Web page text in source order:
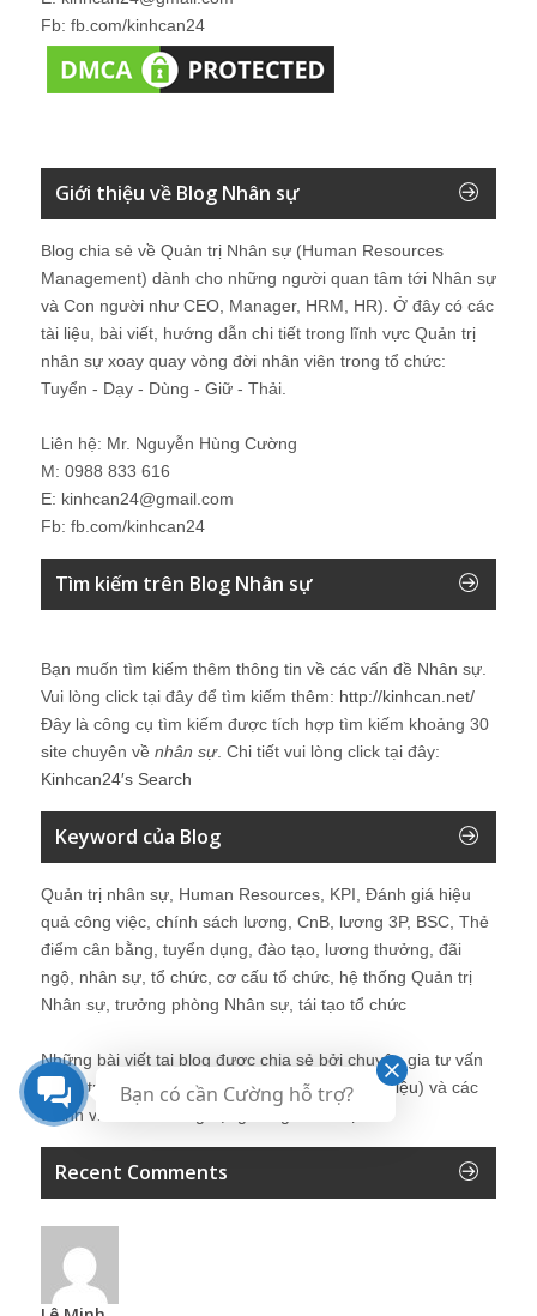
Fb: fb.com/kinhcan24
Giới thiệu về Blog Nhân sự
Blog chia sẻ về Quản trị Nhân sự (Human Resources
Management) dành cho những người quan tâm tới Nhân sự
và Con người như CEO, Manager, HRM, HR). Ở đây có các
tài liệu, bài viết, hướng dẫn chi tiết trong lĩnh vực Quản trị
nhân sự xoay quay vòng đời nhân viên trong tổ chức:
Tuyển - Dạy - Dùng - Giữ - Thải.
Liên hệ: Mr. Nguyễn Hùng Cường
M: 0988 833 616
E: kinhcan24@gmail.com
Fb: fb.com/kinhcan24
Tìm kiếm trên Blog Nhân sự
Bạn muốn tìm kiếm thêm thông tin về các vấn đề Nhân sự
Vui lòng click tại đây để tìm kiếm thêm: http://kinhcan.net/
Đây là công cụ tìm kiếm được tích hợp tìm kiếm khoảng 30
site chuyên về nhân sự. Chi tiết vui lòng click tại đây:
Kinhcan24′s Search
Keyword của Blog
Quản trị nhân sự, Human Resources, KPI, Đánh giá hiệu
quả công việc, chính sách lương, CnB, lương 3P, BSC, Thẻ
điểm cân bằng, tuyển dụng, đào tạo, lương thưởng, đãi
ngộ, nhân sự, tổ chức, cơ cấu tổ chức, hệ thống Quản trị
Nhân sự, trưởng phòng Nhân sự, tái tạo tổ chức
Những bài viết tại blog được chia sẻ bởi chuyên gia tư vấn
Quản trị Nhân sự Nguyễn Hùng Cường (giới thiệu) và các
thành viên khác trong cộng đồng Nhân sự.
Recent Comments
Bạn có cần Cường hỗ trợ?